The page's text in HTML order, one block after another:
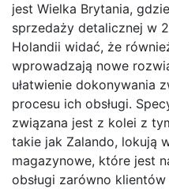
jest Wielka Brytania,
sprzedaży detalicznej w
Holandii widać, że
wprowadzają nowe
ułatwienie dokonywania
procesu ich obsługi.
związana jest z kolei z
takie jak Zalando, lokują
magazynowe, które jest
obsługi zarówno